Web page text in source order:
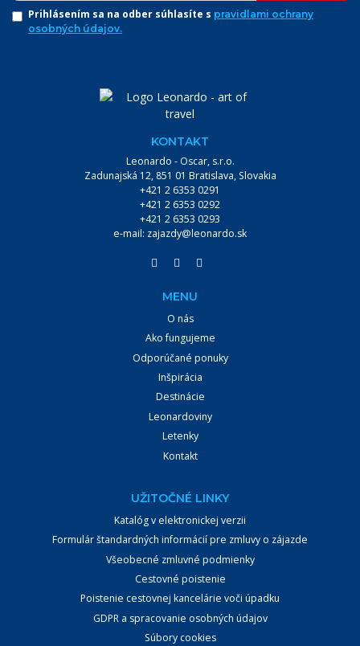
Prihlásením sa na odber súhlasíte s pravidlami ochrany
osobných údajov.
KONTAKT
Leonardo - Oscar, s.r.o.
Zadunajská 12, 851 01 Bratislava, Slovakia
+421 2 6353 0291
+421 2 6353 0292
+421 2 6353 0293
e-mail: zajazdy@leonardo.sk
MENU
O nás
Ako fungujeme
Odporúčané ponuky
Inšpirácia
Destinácie
Leonardoviny
Letenky
Kontakt
UŽITOČNÉ LINKY
Katalóg v elektronickej verzii
Formulár štandardných informácií pre zmluvy o zájazde
Všeobecné zmluvné podmienky
Cestovné poistenie
Poistenie cestovnej kancelárie voči úpadku
GDPR a spracovanie osobných údajov
Súbory cookies